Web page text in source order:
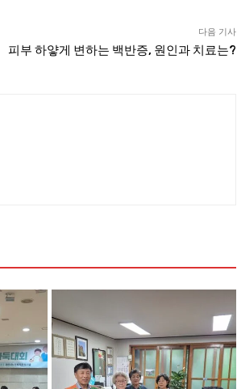
다음 기사
피부 하얗게 변하는 백반증, 원인과 치료는?